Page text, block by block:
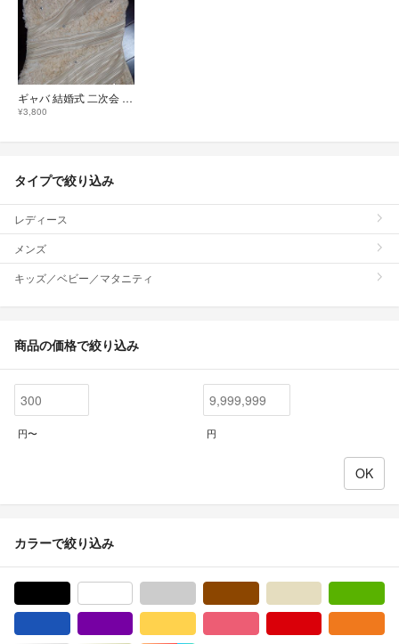
ギャバ 結婚式 二次会 ドレス ビジュー
¥3,800
タイプで絞り込み
レディース
メンズ
キッズ／ベビー／マタニティ
商品の価格で絞り込み
円〜 円
カラーで絞り込み